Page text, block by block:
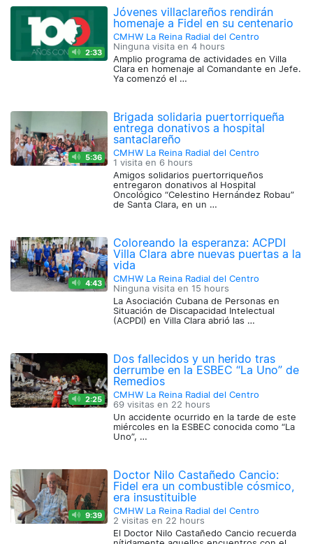
2:33
Jóvenes villaclareños rendirán
homenaje a Fidel en su centenario
CMHW La Reina Radial del Centro
Ninguna visita en4 hours
Amplio programa de actividades en Villa
Clara en homenaje al Comandante en Jefe.
Ya comenzó el …
5:36
Brigada solidaria puertorriqueña
entrega donativos a hospital
santaclareño
CMHW La Reina Radial del Centro
1 visita en 6 hours
Amigos solidarios puertorriqueños
entregaron donativos al Hospital
Oncológico “Celestino Hernández Robau”
de Santa Clara, en un …
4:43
Coloreando la esperanza: ACPDI
Villa Clara abre nuevas puertas a la
vida
CMHW La Reina Radial del Centro
Ninguna visita en 15 hours
La Asociación Cubana de Personas en
Situación de Discapacidad Intelectual
(ACPDI) en Villa Clara abrió las …
2:25
Dos fallecidos y un herido tras
derrumbe en la ESBEC “La Uno” de
Remedios
CMHW La Reina Radial del Centro
69 visitas en 22 hours
Un accidente ocurrido en la tarde de este
miércoles en la ESBEC conocida como “La
Uno”, …
9:39
Doctor Nilo Castañedo Cancio:
Fidel era un combustible cósmico,
era insustituible
CMHW La Reina Radial del Centro
2 visitas en 22 hours
El Doctor Nilo Castañedo Cancio recuerda